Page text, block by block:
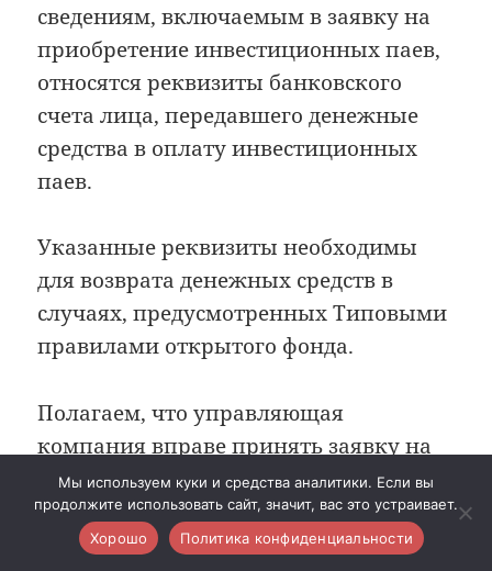
сведениям, включаемым в заявку на
приобретение инвестиционных паев,
относятся реквизиты банковского
счета лица, передавшего денежные
средства в оплату инвестиционных
паев.
Указанные реквизиты необходимы
для возврата денежных средств в
случаях, предусмотренных Типовыми
правилами открытого фонда.
Полагаем, что управляющая
компания вправе принять заявку на
приобретение инвестиционных паев,
в которой указаны реквизиты
платежной (банковской) карты, без
Мы используем куки и средства аналитики. Если вы
продолжите использовать сайт, значит, вас это устраивает.
Хорошо
Политика конфиденциальности